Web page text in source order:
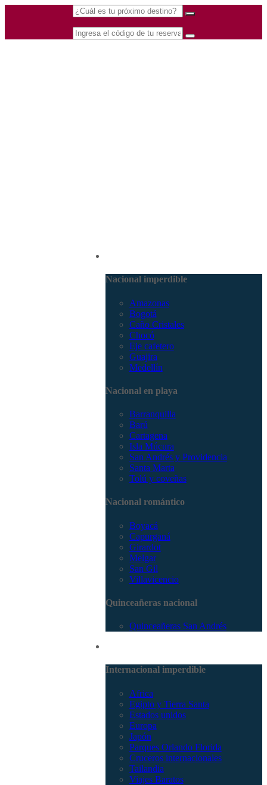
Nacional imperdible
Amazonas
Bogotá
Caño Cristales
Chocó
Eje cafetero
Guajira
Medellín
Nacional en playa
Barranquilla
Barú
Cartagena
Isla Múcura
San Andrés y Providencia
Santa Marta
Tolú y coveñas
Nacional romántico
Boyacá
Capurganá
Girardot
Melgar
San Gil
Villavicencio
Quinceañeras nacional
Quinceañeras San Andrés
Internacional imperdible
Africa
Egipto y Tierra Santa
Estados unidos
Europa
Japón
Parques Orlando Florida
Cruceros internacionales
Tailandia
Viajes Baratos